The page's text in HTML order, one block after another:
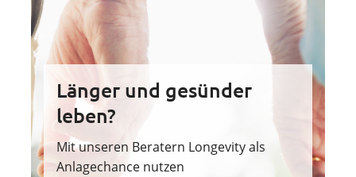
Länger und gesünder
leben?
Mit unseren Beratern Longevity als
Anlagechance nutzen